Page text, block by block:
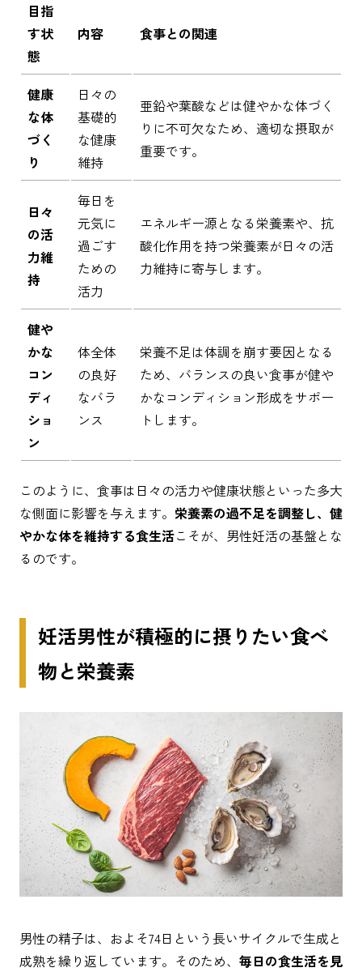
目指
す状
態
内容 食事との関連
健康
な体
づく
り
日々の
基礎的
な健康
維持
亜鉛や葉酸などは健やかな体づく
りに不可欠なため、適切な摂取が
重要です。
日々
の活
力維
持
毎日を
元気に
過ごす
ための
活力
エネルギー源となる栄養素や、抗
酸化作用を持つ栄養素が日々の活
力維持に寄与します。
健や
かな
コン
ディ
ショ
ン
体全体
の良好
なバラ
ンス
栄養不足は体調を崩す要因となる
ため、バランスの良い食事が健や
かなコンディション形成をサポー
トします。
このように、食事は日々の活力や健康状態といった多大
な側面に影響を与えます。 栄養素の過不足を調整し、健
やかな体を維持する食生活こそが、男性妊活の基盤とな
るのです。
妊活男性が積極的に摂りたい食べ
物と栄養素
男性の精子は、およそ74日という長いサイクルで生成と
成熟を繰り返しています。そのため、 毎日の食生活を見